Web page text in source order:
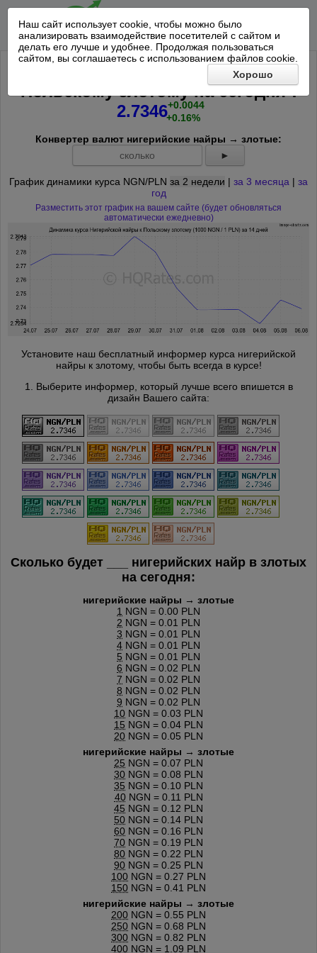
Наш сайт использует cookie, чтобы можно было
анализировать взаимодействие посетителей с сайтом и
делать его лучше и удобнее. Продолжая пользоваться
сайтом, вы соглашаетесь с использованием файлов cookie.
Хорошо
Курс 1000 Нигерийская найра к
Польскому злотому насегодня*:
2.7346+0.0044
+0.16%
Конвертер валют нигерийские найры → злотые:
►
График динамики курса NGN/PLN за 2 недели | за 3 месяца | за
год
Разместить этот график на вашем сайте (будет обновляться
автоматически ежедневно)
Установите наш бесплатный информер курса нигерийской
найры к злотому, чтобы быть всегда в курсе!
1. Выберите информер, который лучше всего впишется в
дизайн Вашего сайта:
Сколько будет
нигерийских найр в злотых
на сегодня:
нигерийские найры → злотые
1 NGN = 0.00 PLN
2 NGN = 0.01 PLN
3 NGN = 0.01 PLN
4 NGN = 0.01 PLN
5 NGN = 0.01 PLN
6 NGN = 0.02 PLN
7 NGN = 0.02 PLN
8 NGN = 0.02 PLN
9 NGN = 0.02 PLN
10 NGN = 0.03 PLN
15 NGN = 0.04 PLN
20 NGN = 0.05 PLN
нигерийские найры → злотые
25 NGN = 0.07 PLN
30 NGN = 0.08 PLN
35 NGN = 0.10 PLN
40NGN = 0.11 PLN
45 NGN = 0.12 PLN
50 NGN = 0.14 PLN
60 NGN = 0.16 PLN
70 NGN = 0.19 PLN
80 NGN = 0.22 PLN
90 NGN = 0.25 PLN
100 NGN = 0.27 PLN
150 NGN = 0.41 PLN
нигерийские найры → злотые
200 NGN = 0.55 PLN
250 NGN = 0.68 PLN
300 NGN = 0.82 PLN
400 NGN = 1.09 PLN